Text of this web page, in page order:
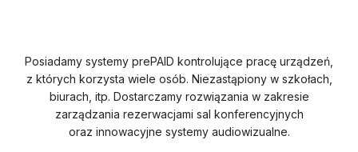
Posiadamy systemy prePAID kontrolujące pracę urządzeń,
z których korzysta wiele osób. Niezastąpiony w szkołach,
biurach, itp. Dostarczamy rozwiązania w zakresie
zarządzania rezerwacjami sal konferencyjnych
oraz innowacyjne systemy audiowizualne.